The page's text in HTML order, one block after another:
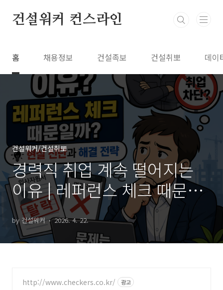
건설워커 컨스라인
홈 채용정보 건설족보 건설취뽀 데이
건설워커/건설취뽀
경력직 취업 계속 떨어지는
이유 | 레퍼런스 체크 때문일
까? 현실적인 원인과 해결 포
인트
by 건설워커 2026. 4. 22.
http://www.checkers.co.kr/ 광고